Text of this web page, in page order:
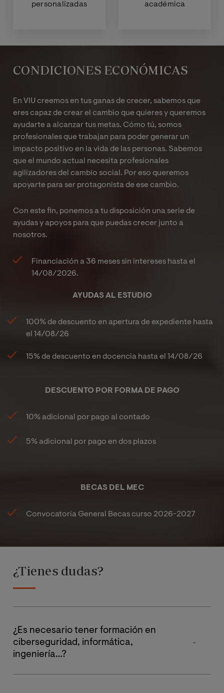
personalizadas
académica
CONDICIONES ECONÓMICAS
En VIU creemos en tus ganas de crecer, sabemos que
eres capaz de crear el cambio que quieres y queremos
ayudarte a alcanzar tus metas. Cómo tú, somos
profesionales que trabajan para poder generar un
impacto positivo en la vida de las personas. Sabemos
que el mundo actual necesita profesionales
agilizadores del cambio social. Por eso queremos
apoyarte para ser protagonista de ese cambio.
Con este fin, ponemos a tu disposición una serie de
ayudas y apoyos para que puedas crecer junto a
nosotros.
Financiación a 36 meses sin intereses hasta el
14/08/2026.
AYUDAS AL ESTUDIO
100%de descuento en apertura de expediente hasta
el 14/08/26
15%de descuento en docencia hasta el 14/08/26
DESCUENTO POR FORMA DE PAGO
10% adicional por pago al contado
5% adicional por pago en dos plazos
BECAS DEL MEC
Convocatoria General Becas curso 2026-2027
¿Tienes dudas?
¿Es necesario tener formación en
ciberseguridad, informática,
ingeniería…?